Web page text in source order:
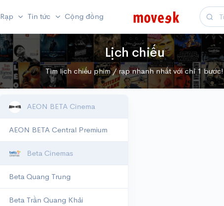
Rạp Tin tức Cộng đồng
Lịch chiếu
Tìm lịch chiếu phim / rạp nhanh nhất với chỉ 1 bước!
AEON BETA Cinema
AEON BETA Central Premium
Beta Cinemas
Beta Quang Trung
Beta Trần Quang Khải